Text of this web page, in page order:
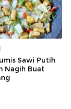
Sawi Putih
Nagih Buat